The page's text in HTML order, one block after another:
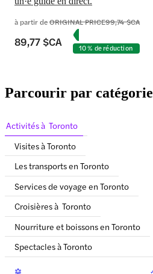
à partir deORIGINAL PRICE99,74 $CA
89,77 $CA 10 % de réduction
Parcourir par catégorie
Activités à Toronto
Visites à Toronto
Les transports en Toronto
Services de voyage en Toronto
Croisières à Toronto
Nourriture et boissons en Toronto
Spectacles à Toronto